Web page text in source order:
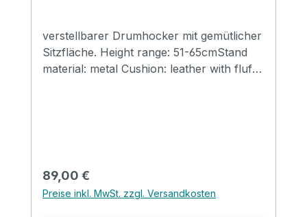
verstellbarer Drumhocker mit gemütlicher
Sitzfläche. Height range: 51-65cmStand
material: metal Cushion: leather with fluff
Regulärer Preis:
89,00 €
Preise inkl. MwSt. zzgl. Versandkosten